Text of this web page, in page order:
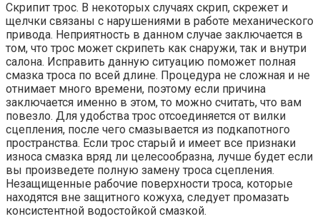
Скрипит трос. В некоторых случаях скрип, скрежет и
щелчки связаны с нарушениями в работе механического
привода. Неприятность в данном случае заключается в
том, что трос может скрипеть как снаружи, так и внутри
салона. Исправить данную ситуацию поможет полная
смазка троса по всей длине. Процедура не сложная и не
отнимает много времени, поэтому если причина
заключается именно в этом, то можно считать, что вам
повезло. Для удобства трос отсоединяется от вилки
сцепления, после чего смазывается из подкапотного
пространства. Если трос старый и имеет все признаки
износа смазка вряд ли целесообразна, лучше будет если
вы произведете полную замену троса сцепления.
Незащищенные рабочие поверхности троса, которые
находятся вне защитного кожуха, следует промазать
консистентной водостойкой смазкой.